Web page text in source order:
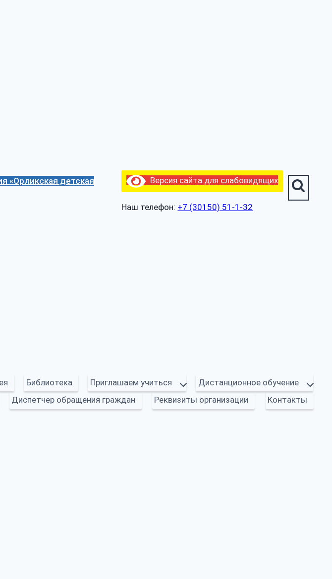
«Орликская детская
Версия сайта для слабовидящих
Наш телефон: +7 (30150) 51-1-32
Библиотека Приглашаем учиться
Дистанционное обучение
Диспетчер обращения граждан Реквизиты организации Контакты